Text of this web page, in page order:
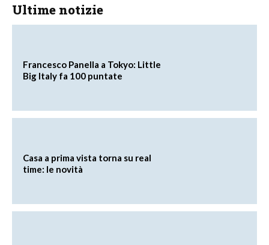
Ultime notizie
Francesco Panella a Tokyo: Little
Big Italy fa 100 puntate
Casa a prima vista torna su real
time: le novità